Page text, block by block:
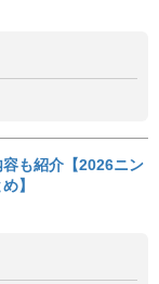
も紹介【2026ニン
】